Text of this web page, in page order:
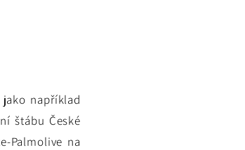
například
štábu České
Palmolive na